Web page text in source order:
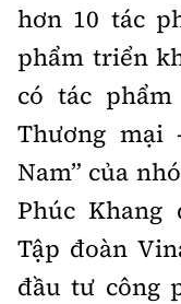
hơn 10 tác
phẩm triển
có tác
Thương mại
Nam” của
Phúc Khang
Tập đoàn
đầu tư công